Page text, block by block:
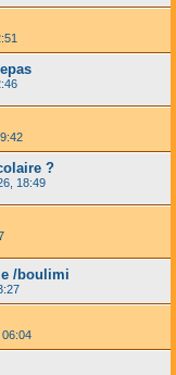
?
18:49
/boulimi